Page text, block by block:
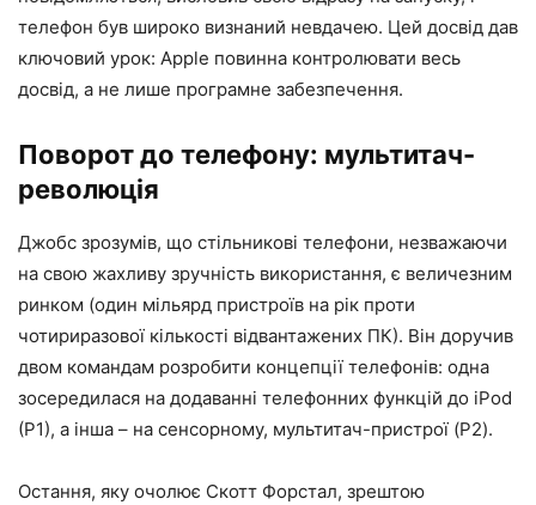
телефон був широко визнаний невдачею. Цей досвід дав
ключовий урок: Apple повинна контролювати весь
досвід, а не лише програмне забезпечення.
Поворот до телефону: мультитач-
революція
Джобс зрозумів, що стільникові телефони, незважаючи
на свою жахливу зручність використання, є величезним
ринком (один мільярд пристроїв на рік проти
чотириразової кількості відвантажених ПК). Він доручив
двом командам розробити концепції телефонів: одна
зосередилася на додаванні телефонних функцій до iPod
(P1), а інша – на сенсорному, мультитач-пристрої (P2).
Остання, яку очолює Скотт Форстал, зрештою